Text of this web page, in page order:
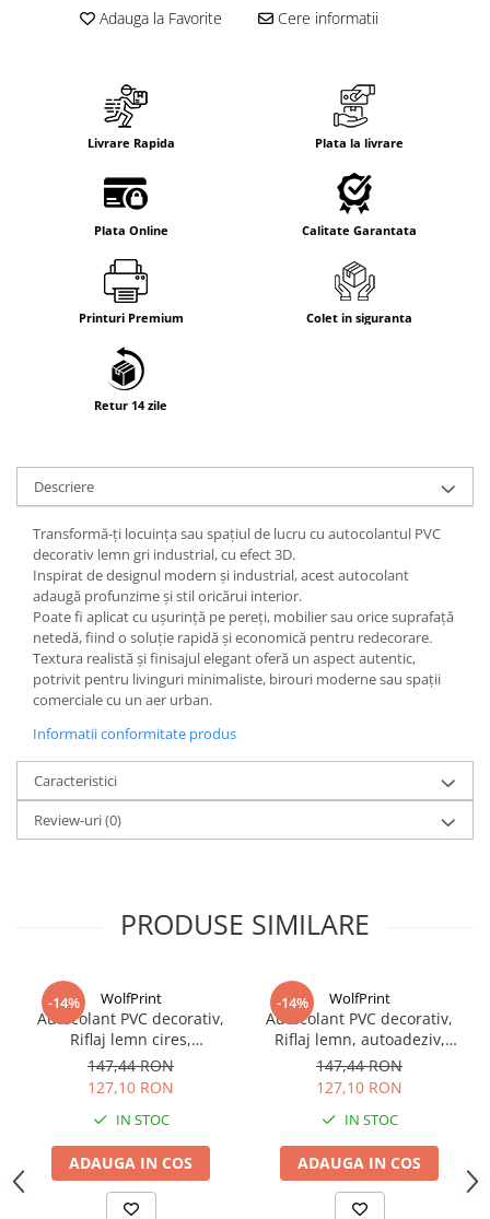
Adauga la Favorite Cere informatii
Livrare Rapida Plata la livrare
Plata Online Calitate Garantata
Printuri Premium Colet in siguranta
Retur 14 zile
Descriere
Transformă-ți locuința sau spațiul de lucru cu autocolantul PVC
decorativ lemn gri industrial, cu efect 3D.
Inspirat de designul modern și industrial, acest autocolant
adaugă profunzime și stil oricărui interior.
Poate fi aplicat cu ușurință pe pereți, mobilier sau orice suprafață
netedă, fiind o soluție rapidă și economică pentru redecorare.
Textura realistă și finisajul elegant oferă un aspect autentic,
potrivit pentru livinguri minimaliste, birouri moderne sau spații
comerciale cu un aer urban.
Informatii conformitate produs
Caracteristici
Review-uri(0)
PRODUSE SIMILARE
-14% WolfPrint
Autocolant PVC decorativ,
Riflaj lemn cires,
autoadeziv, efect 3D,
50x300 cm
147,44 RON
127,10 RON
IN STOC
ADAUGA IN COS
-14% WolfPrint
Autocolant PVC decorativ,
Riflaj lemn, autoadeziv,
efect 3D, 50x300 cm
147,44 RON
127,10 RON
IN STOC
ADAUGA IN COS